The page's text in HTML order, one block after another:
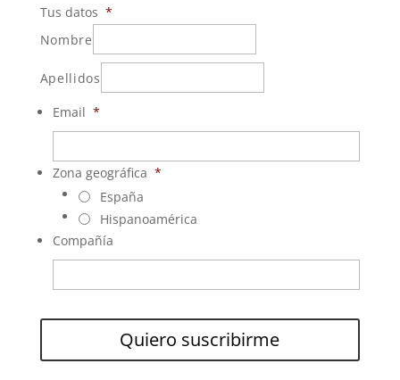
Tus datos *
Nombre
Apellidos
Email *
Zona geográfica *
España
Hispanoamérica
Compañía